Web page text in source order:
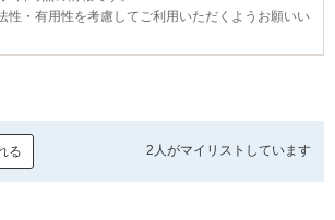
性・有用性を考慮してご利用いただくようお願いい
る 2人がマイリストしています